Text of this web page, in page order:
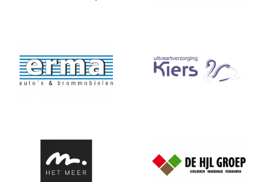
brinkzicht
erma
HJL groep
Kiers